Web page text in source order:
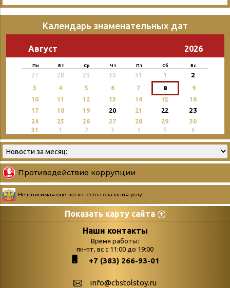
Календарь знаменательных дат
Август 2026
Пн Вт Ср Чт Пт Сб Вс
27 28 29 30 31 1 2
3 4 5 6 7 8
9
10
11 12 13 14 15
16
17
18 19 20 21 22 23
24 25 26 27 28 29
30
31
1 2 3 4 5 6
Противодействие коррупции
Независимая оценка качества оказания услуг
Показать карту сайта
Страницы
podvedenie-itogov-festivalya-
paskhalnaya-palitra
поступлений
Война. Народ.
Наши контакты
Время работы:
пн-пт, вс с 11:00 до 19:00
+7 (383) 266-93-01
info@cbstolstoy.ru